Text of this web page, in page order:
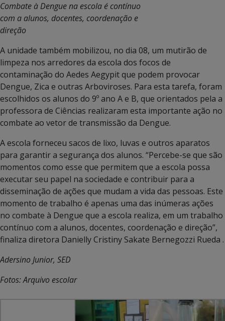
Combate à Dengue na escola é contínuo
com a alunos, docentes, coordenação e
direção
A unidade também mobilizou, no dia 08, um mutirão de
limpeza nos arredores da escola dos focos de
contaminação do Aedes Aegypit que podem provocar
Dengue, Zica e outras Arboviroses. Para esta tarefa, foram
escolhidos os alunos do 9º ano A e B, que orientados pela a
professora de Ciências realizaram esta importante ação no
combate ao vetor de transmissão da Dengue.
A escola forneceu sacos de lixo, luvas e outros aparatos
para garantir a segurança dos alunos. “Percebe-se que são
momentos como esse que permitem que a escola possa
executar seu papel na sociedade e contribuir para a
disseminação de ações que mudam a vida das pessoas. Este
momento de trabalho é apenas uma das inúmeras ações
no combate à Dengue que a escola realiza, em um trabalho
contínuo com a alunos, docentes, coordenação e direção”,
finaliza diretora Danielly Cristiny Sakate Bernegozzi Rueda .
Adersino Junior, SED
Fotos: Arquivo escolar